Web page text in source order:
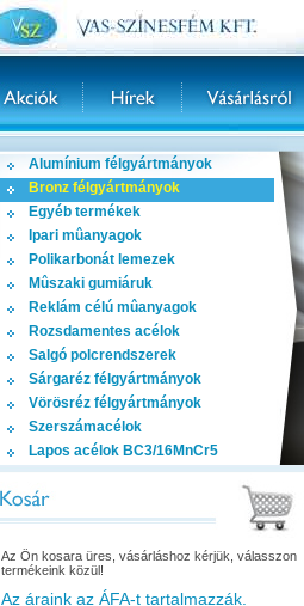
Alumínium félgyártmányok
Bronz félgyártmányok
Egyéb termékek
Ipari mûanyagok
Polikarbonát lemezek
Mûszaki gumiáruk
Reklám célú mûanyagok
Rozsdamentes acélok
Salgó polcrendszerek
Sárgaréz félgyártmányok
Vörösréz félgyártmányok
Szerszámacélok
Lapos acélok BC3/16MnCr5
Az Ön kosara üres, vásárláshoz kérjük, válasszon
termékeink közül!
Az áraink az ÁFA-t tartalmazzák.